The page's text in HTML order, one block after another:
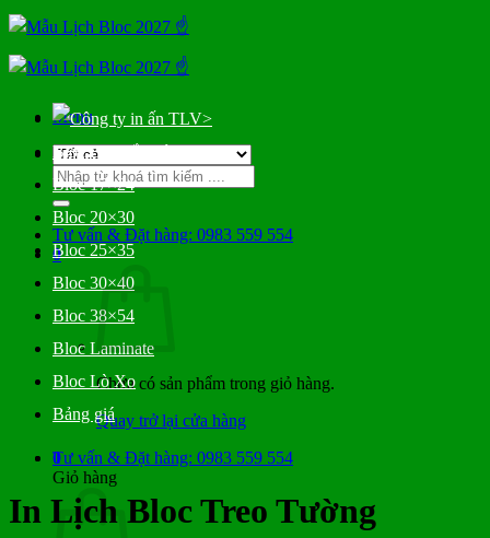
Bỏ
qua
nội
dung
Menu
Tìm
kiếm:
Tư vấn & Đặt hàng: 0983 559 554
0
Chưa có sản phẩm trong giỏ hàng.
Quay trở lại cửa hàng
0
Giỏ hàng
>
Bloc Đại Gắn Bìa
Bloc 17×24
Bloc 20×30
Bloc 25×35
Bloc 30×40
Bloc 38×54
Bloc Laminate
Bloc Lò Xo
Bảng giá
Tư vấn & Đặt hàng: 0983 559 554
In Lịch Bloc Treo Tường